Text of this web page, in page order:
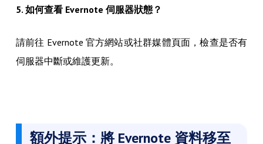
5. 如何查看 Evernote 伺服器狀態？
請前往 Evernote 官方網站或社群媒體頁面，檢查是否有
伺服器中斷或維護更新。
額外提示：將 Evernote 資料移至